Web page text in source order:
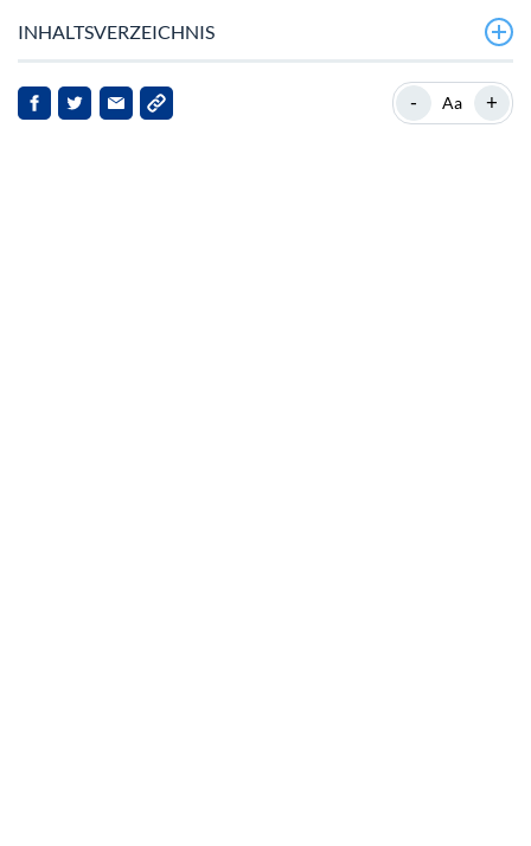
INHALTSVERZEICHNIS
Kürzliche Preisbewegungen
- Aa +